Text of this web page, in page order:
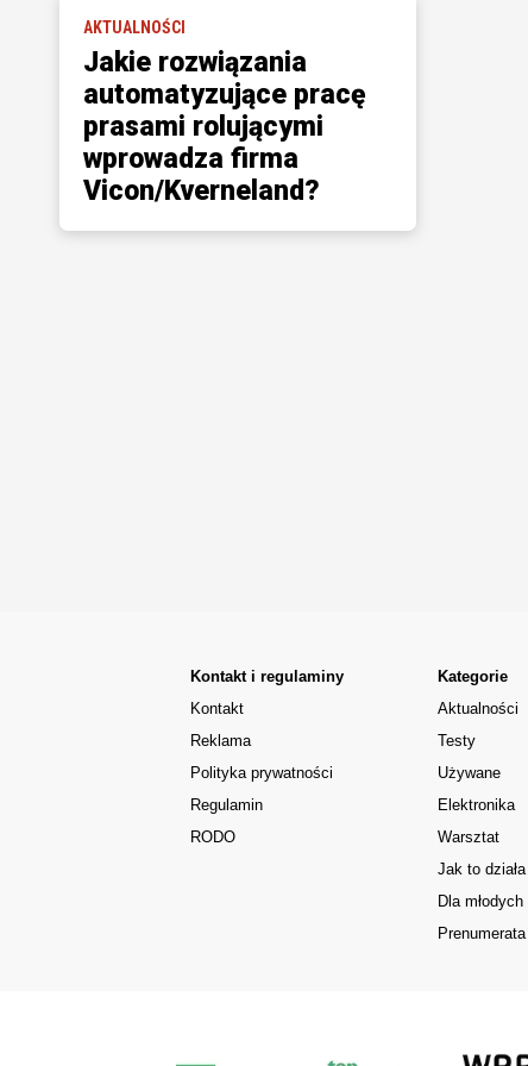
AKTUALNOŚCI
Jakie rozwiązania
automatyzujące pracę
prasami rolującymi
wprowadza firma
Vicon/Kverneland?
Kontakt i regulaminy
Kontakt
Reklama
Polityka prywatności
Regulamin
RODO
Kategorie
Aktualności
Testy
Używane
Elektronika
Warsztat
Jak to działa
Dla młodych
Prenumerata